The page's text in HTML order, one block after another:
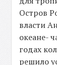
Остров
власти
океане-
годах
решило